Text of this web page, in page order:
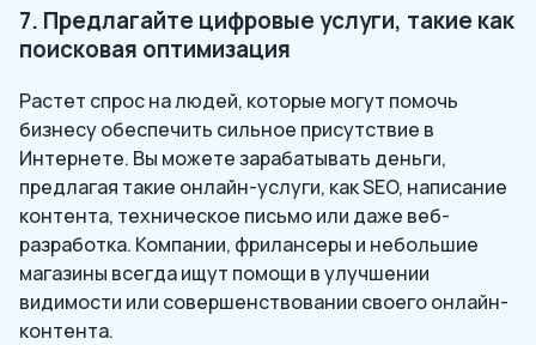
7. Предлагайте цифровые услуги, такие как
поисковая оптимизация
Растет спрос на людей, которые могут помочь
бизнесу обеспечить сильное присутствие в
Интернете. Вы можете зарабатывать деньги,
предлагая такие онлайн-услуги, как SEO, написание
контента, техническое письмо или даже веб-
разработка. Компании, фрилансеры и небольшие
магазины всегда ищут помощи в улучшении
видимости или совершенствовании своего онлайн-
контента.